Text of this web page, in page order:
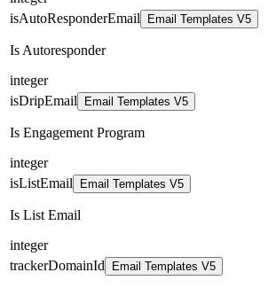
isAutoResponderEmail
Email Templates V5
Is Autoresponder
integer
isDripEmail
Email Templates V5
Is Engagement Program
integer
isListEmail
Email Templates V5
Is List Email
integer
trackerDomainId
Email Templates V5